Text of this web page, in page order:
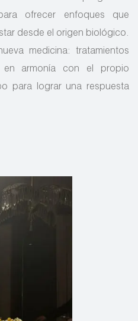
ofrecer enfoques que
desde el origen biológico.
medicina: tratamientos
en armonía con el propio
para lograr una respuesta